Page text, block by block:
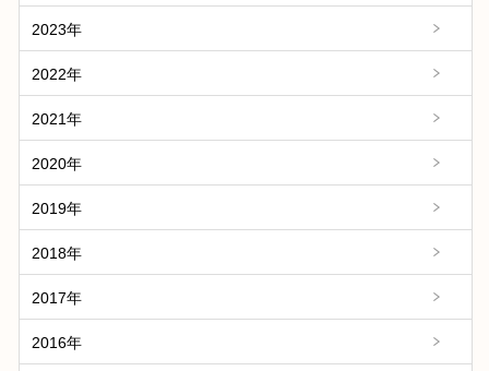
2023年
2022年
2021年
2020年
2019年
2018年
2017年
2016年